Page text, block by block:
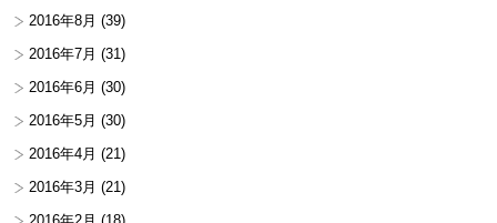
2016年8月 (39)
2016年7月 (31)
2016年6月 (30)
2016年5月 (30)
2016年4月 (21)
2016年3月 (21)